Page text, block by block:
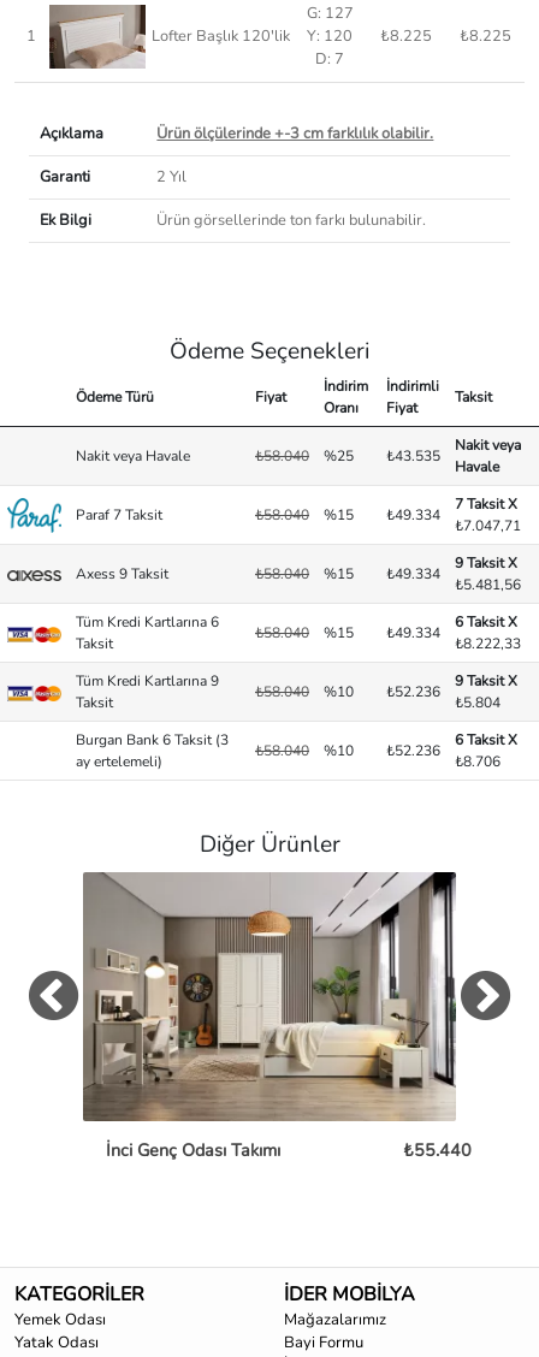
1 Lofter Başlık 120'lik
G: 127
Y: 120
D: 7
₺8.225 ₺8.225
Açıklama
Ürün ölçülerinde +-3 cm farklılık olabilir.
Garanti
2 Yıl
Ek Bilgi
Ürün görsellerinde ton farkı bulunabilir.
Ödeme Seçenekleri
Ödeme Türü Fiyat
İndirim
Oranı
İndirimli
Fiyat
Taksit
Nakit veya Havale ₺58.040 %25 ₺43.535
Nakit veya
Havale
Paraf 7 Taksit ₺58.040 %15 ₺49.334
7 Taksit X
₺7.047,71
Axess 9 Taksit ₺58.040 %15 ₺49.334
9 Taksit X
₺5.481,56
Tüm Kredi Kartlarına 6
Taksit
₺58.040 %15 ₺49.334
6 Taksit X
₺8.222,33
Tüm Kredi Kartlarına 9
Taksit
₺58.040 %10 ₺52.236
9 Taksit X
₺5.804
Burgan Bank 6 Taksit (3
ay ertelemeli)
₺58.040 %10 ₺52.236
6 Taksit X
₺8.706
Diğer Ürünler
İnci Genç Odası Takımı ₺55.440
KATEGORİLER
Yemek Odası
Yatak Odası
İDER MOBİLYA
Mağazalarımız
Bayi Formu